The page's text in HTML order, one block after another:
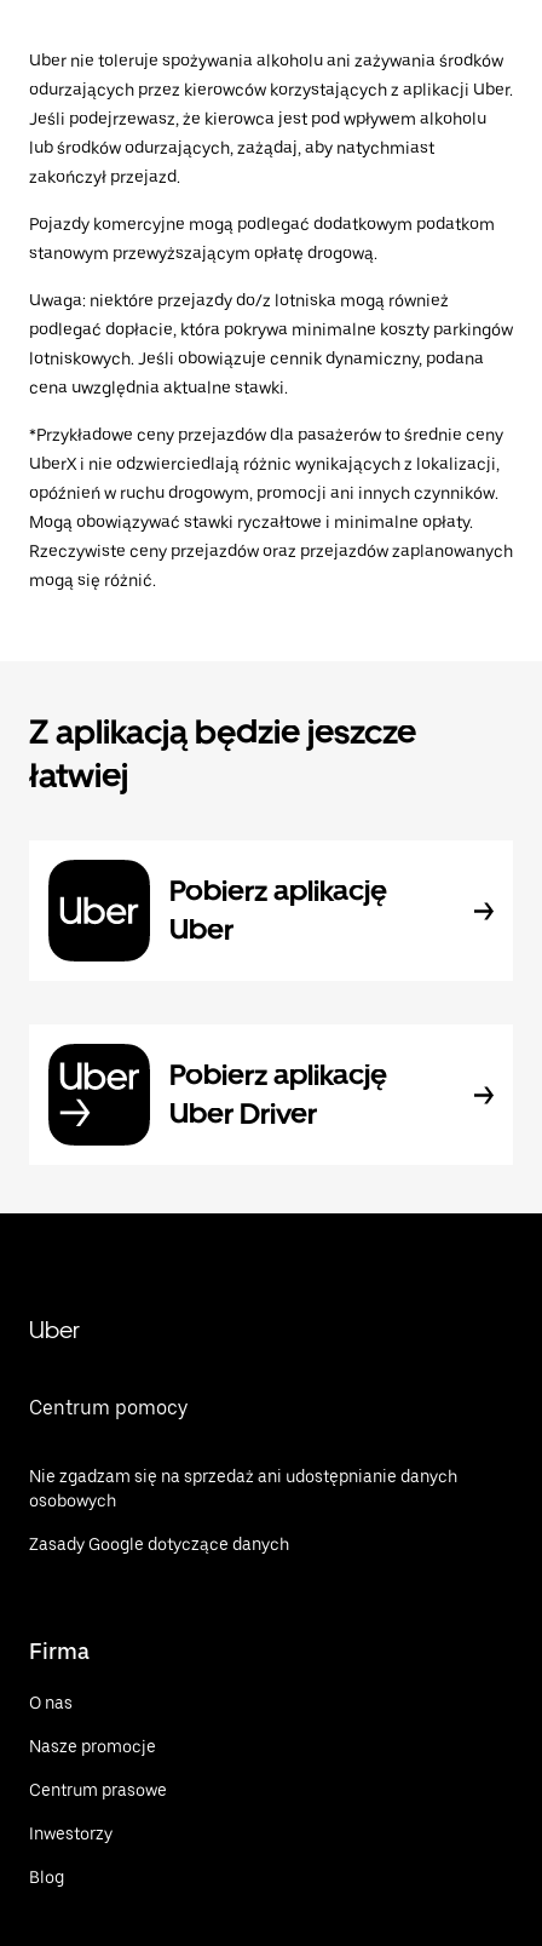
Uber nie toleruje spożywania alkoholu ani zażywania środków
odurzających przez kierowców korzystających z aplikacji Uber.
Jeśli podejrzewasz, że kierowca jest pod wpływem alkoholu
lub środków odurzających, zażądaj, aby natychmiast
zakończył przejazd.
Pojazdy komercyjne mogą podlegać dodatkowym podatkom
stanowym przewyższającym opłatę drogową.
Uwaga: niektóre przejazdy do/z lotniska mogą również
podlegać dopłacie, która pokrywa minimalne koszty parkingów
lotniskowych. Jeśli obowiązuje cennik dynamiczny, podana
cena uwzględnia aktualne stawki.
*Przykładowe ceny przejazdów dla pasażerów to średnie ceny
UberX i nie odzwierciedlają różnic wynikających z lokalizacji,
opóźnień w ruchu drogowym, promocji ani innych czynników.
Mogą obowiązywać stawki ryczałtowe i minimalne opłaty.
Rzeczywiste ceny przejazdów oraz przejazdów zaplanowanych
mogą się różnić.
Z aplikacją będzie jeszcze
łatwiej
Pobierz aplikację
Uber
Pobierz aplikację
Uber Driver
Uber
Centrum pomocy
Nie zgadzam się na sprzedaż ani udostępnianie danych
osobowych
Zasady Google dotyczące danych
Firma
O nas
Nasze promocje
Centrum prasowe
Inwestorzy
Blog